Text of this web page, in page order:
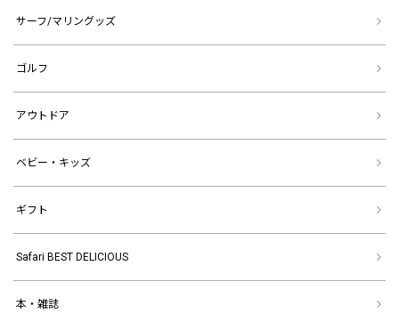
サーフ/マリングッズ
ゴルフ
アウトドア
ベビー・キッズ
ギフト
Safari BEST DELICIOUS
本・雑誌